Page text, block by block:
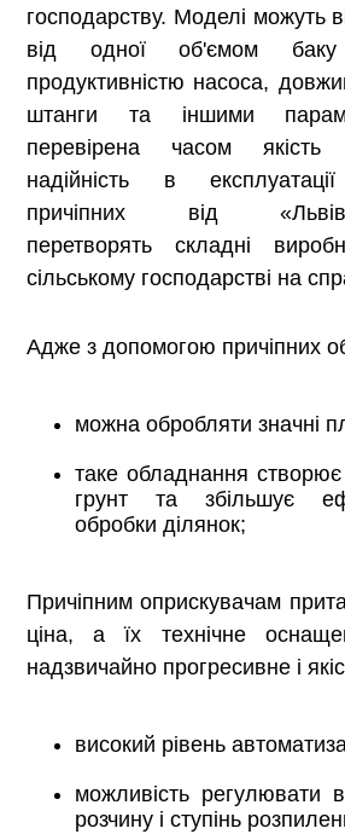
господарству. Моделі можуть
від одної об'ємом
продуктивністю насоса,
штанги та іншими
перевірена часом якість
надійність в
причіпних від
перетворять складні
сільському господарстві на
Адже з допомогою причіпних
можна обробляти значні
таке обладнання
грунт та збільшує
обробки ділянок;
Причіпним оприскувачам
ціна, а їх технічне
надзвичайно прогресивне і
високий рівень
можливість регулювати
розчину і ступінь